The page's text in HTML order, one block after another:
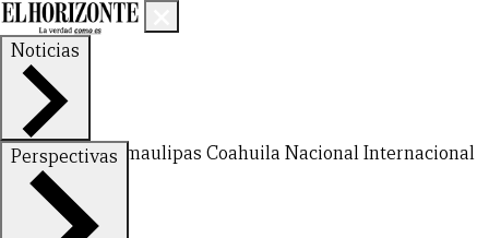
Noticias
Nuevo LeónTamaulipas Coahuila NacionalInternacional
Perspectivas